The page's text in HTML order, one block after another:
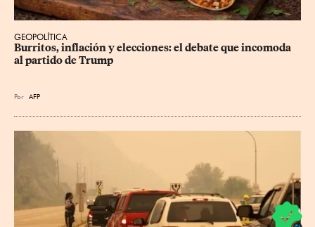
GEOPOLÍTICA
Burritos, inflación y elecciones: el debate que incomoda
al partido de Trump
Por AFP